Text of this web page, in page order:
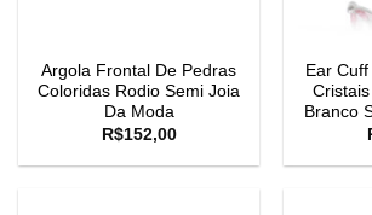
Argola Frontal De Pedras
Coloridas Rodio Semi Joia
Da Moda
R$152,00
Ear
Branco